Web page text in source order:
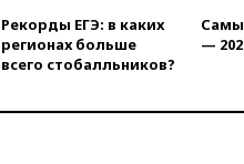
доклад о
РФ
Рекорды ЕГЭ: в каких
регионах больше
всего стобалльников?
—